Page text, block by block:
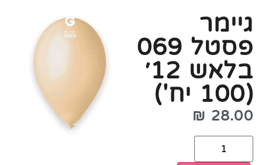
גיימר
פסטל 069
בלאש 12׳
(100 יח')
28.00
₪